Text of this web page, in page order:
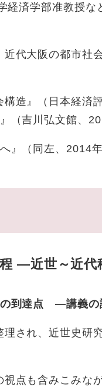
経済学部准教授
代大阪の都市社
造』（日本経済
吉川弘文館、
』（同左、2014
―近世～近
到達点 ―講義の
され、近世史研
点も含みこみな